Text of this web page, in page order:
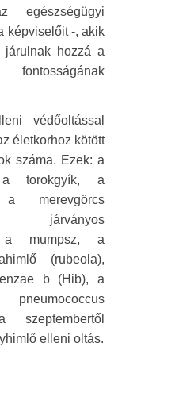
egészségügyi
képviselőit -, akik
járulnak hozzá a
védőoltással
életkorhoz kötött
száma. Ezek: a
torokgyík, a
a merevgörcs
járványos
a mumpsz, a
(rubeola),
b (Hib), a
elleni oltás.